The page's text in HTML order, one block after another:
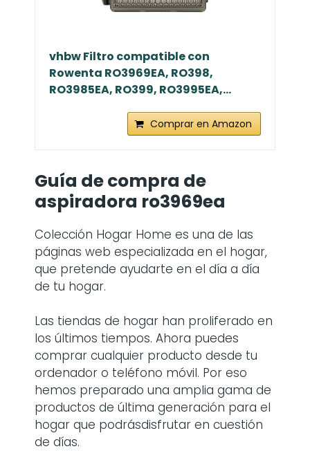
vhbw Filtro compatible con
Rowenta RO3969EA, RO398,
RO3985EA, RO399, RO3995EA,...
Comprar en Amazon
Guía de compra de
aspiradora ro3969ea
Colección Hogar Home es una de las
páginas web especializada en el hogar,
que pretende ayudarte en el día a día
de tu hogar.
Las tiendas de hogar han proliferado en
los últimos tiempos. Ahora puedes
comprar cualquier producto desde tu
ordenador o teléfono móvil. Por eso
hemos preparado una amplia gama de
productos de última generación para el
hogar que podrásdisfrutar en cuestión
de días.